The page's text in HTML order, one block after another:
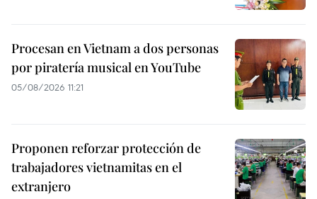
Procesan en Vietnam a dos personas
por piratería musical en YouTube
05/08/2026 11:21
Proponen reforzar protección de
trabajadores vietnamitas en el
extranjero